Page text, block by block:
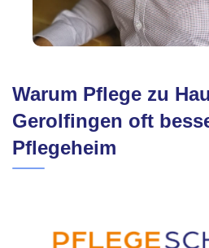
Warum Pflege zu
Gerolfingen oft
Pflegeheim